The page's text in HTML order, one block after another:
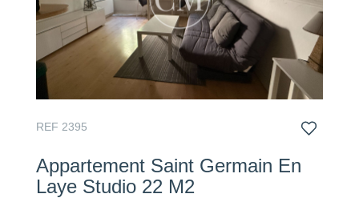
REF 2395
Appartement Saint Germain En
Laye Studio 22 M2